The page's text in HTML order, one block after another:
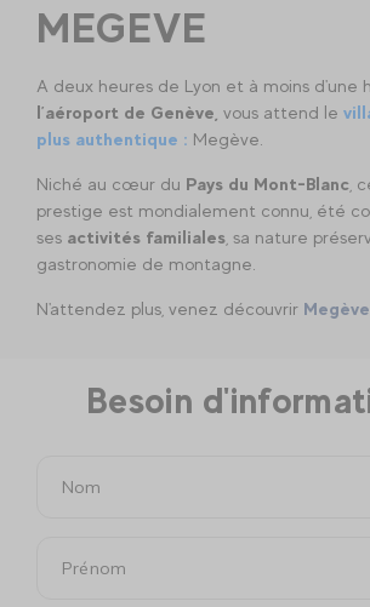
MEGEVE
A deux heures de Lyon et à moins d'une
l’aéroport de Genève, vous attend le
plus authentique : Megève.
Niché au cœur du Pays du Mont-Blanc ,
prestige est mondialement connu, été
ses activités familiales , sa nature
gastronomie de montagne.
N'attendez plus, venez découvrir
Besoin